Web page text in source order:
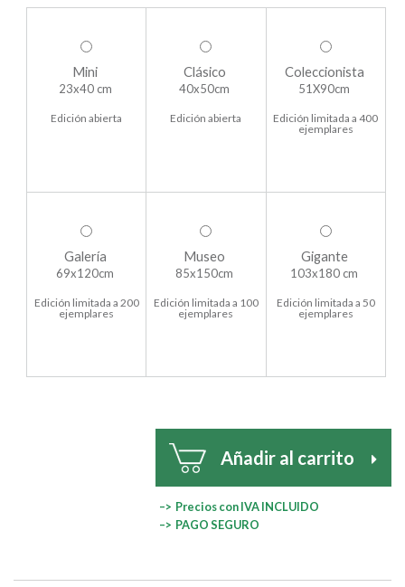
Mini
23x40 cm
Edición abierta
Clásico
40x50cm
Edición abierta
Coleccionista
51X90cm
Edición limitada a 400
ejemplares
Galería
69x120cm
Edición limitada a 200
ejemplares
Museo
85x150cm
Edición limitada a 100
ejemplares
Gigante
103x180 cm
Edición limitada a 50
ejemplares
Añadir al carrito
–> Precios con IVA INCLUIDO
–> PAGO SEGURO